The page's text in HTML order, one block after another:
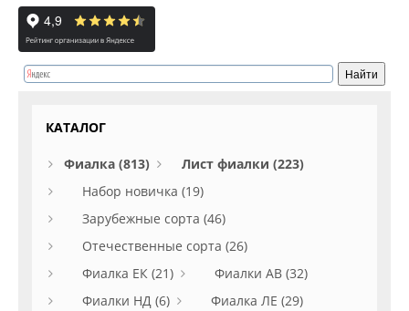
КАТАЛОГ
Фиалка (813)
Лист фиалки (223)
Набор новичка (19)
Зарубежные сорта (46)
Отечественные сорта (26)
Фиалка ЕК (21)
Фиалки АВ (32)
Фиалки НД (6)
Фиалка ЛЕ (29)